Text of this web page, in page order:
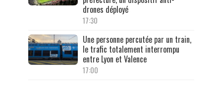
drones déployé
17:30
Une personne percutée par un train,
le trafic totalement interrompu
entre Lyon et Valence
17:00